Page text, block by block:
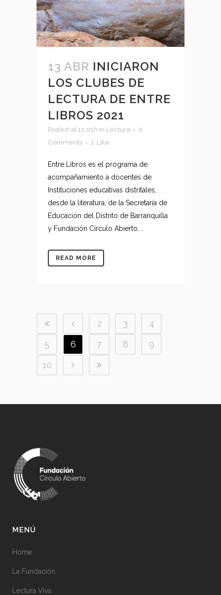
13 ABR INICIARON
LOS CLUBES DE
LECTURA DE ENTRE
LIBROS 2021
Posted at 11:01h in Lectura
0
Comments
1 Like
Entre Libros es el programa de
acompañamiento a docentes de
Instituciones educativas distritales,
desde la literatura, de la Secretaría de
Educación del Distrito de Barranquilla
y Fundación Círculo Abierto....
READ MORE
2 3
4
5
6 7 8
9
10
MENÚ
Home
La Fundación
Lectura Viva